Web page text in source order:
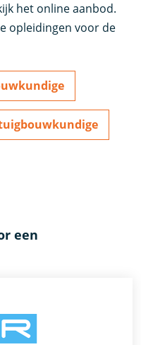
het online aanbod.
opleidingen voor de
een